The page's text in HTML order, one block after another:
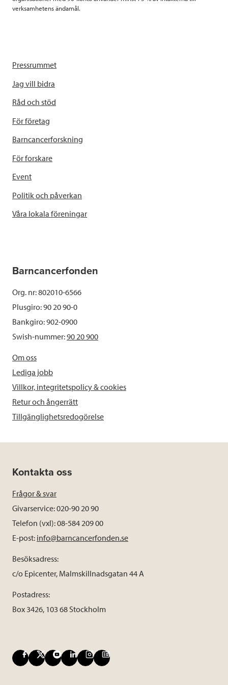
verksamhetens ändamål.
Pressrummet
Jag vill bidra
Råd och stöd
För företag
Barncancerforskning
För forskare
Event
Politik och påverkan
Våra lokala föreningar
Barncancerfonden
Org. nr: 802010-6566
Plusgiro: 90 20 90-0
Bankgiro: 902-0900
Swish-nummer:90 20 900
Om oss
Lediga jobb
Villkor, integritetspolicy & cookies
Retur och ångerrätt
Tillgänglighetsredogörelse
Kontakta oss
Frågor & svar
Givarservice: 020-90 20 90
Telefon (vxl): 08-584 209 00
E-post: info@barncancerfonden.se
Besöksadress:
c/o Epicenter, Malmskillnadsgatan 44 A
Postadress:
Box 3426, 103 68 Stockholm
F
X
Y
L
I
B